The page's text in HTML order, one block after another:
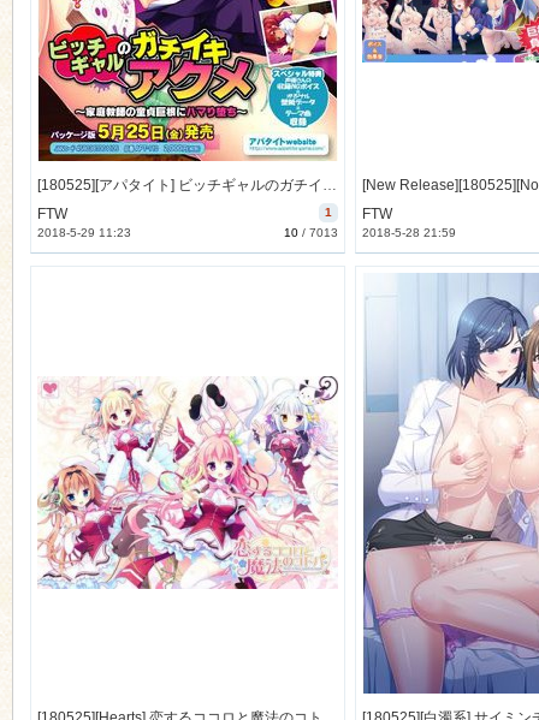
[180525][アパタイト] ビッチギャルのガチイキアクメ ～家庭教師の童貞巨根にハマり堕ち～ [63M Lossless] [1000527]
1
FTW
10/ 7013
2018-5-29 11:23
FTW
2018-5-28 21:59